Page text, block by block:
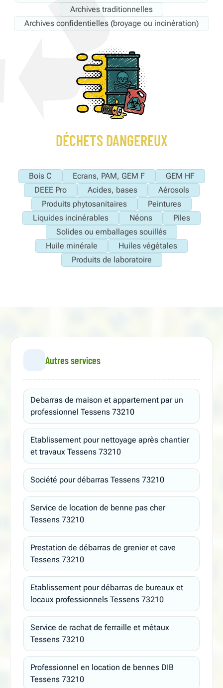
Archives traditionnelles
Archives confidentielles (broyage ou incinération)
DÉCHETS DANGEREUX
Bois C Ecrans, PAM, GEM F
GEM HF
DEEE Pro
Acides, bases
Aérosols
Produits phytosanitaires
Peintures
Liquides incinérables
Néons
Piles
Solides ou emballages souillés
Huile minérale
Huiles végétales
Produits de laboratoire
Autres services
Debarras de maison et appartement par un
professionnel Tessens 73210
Etablissement pour nettoyage après chantier
et travaux Tessens 73210
Société pour débarras Tessens 73210
Service de location de benne pas cher
Tessens 73210
Prestation de débarras de grenier et cave
Tessens 73210
Etablissement pour débarras de bureaux et
locaux professionnels Tessens 73210
Service de rachat de ferraille et métaux
Tessens 73210
Professionnel en location de bennes DIB
Tessens 73210